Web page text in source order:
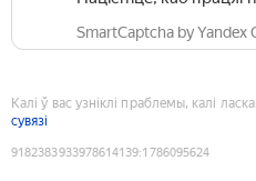
SmartCaptcha by Yandex
Калі ў вас узніклі праблемы, калі
сувязі
9182383933978614139:1786095624